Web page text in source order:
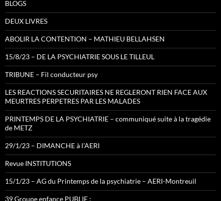
BLOGS
DEUX LIVRES
ABOLIR LA CONTENTION – MATHIEU BELLAHSEN
15/8/23 – DE LA PSYCHIATRIE SOUS LE TILLEUL
TRIBUNE – Fil conducteur psy
LES REACTIONS SECURITAIRES NE REGLERONT RIEN FACE AUX
MEURTRES PERPETRES PAR LES MALADES
PRINTEMPS DE LA PSYCHIATRIE – communiqué suite à la tragédie
de METZ
29/1/23 – DIMANCHE à l’AERI
Revue INSTITUTIONS
15/1/23 – AG du Printemps de la psychiatrie – AERI-Montreuil
39 Groupe enfance PUBLIE :